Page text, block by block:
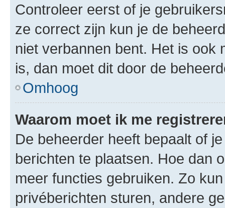
Controleer eerst of je
ze correct zijn kun je de
niet verbannen bent. Het is ook
is, dan moet dit door de
Omhoog
Waarom moet ik me
De beheerder heeft bepaalt of
berichten te plaatsen. Hoe dan
meer functies gebruiken. Zo
privéberichten sturen, andere